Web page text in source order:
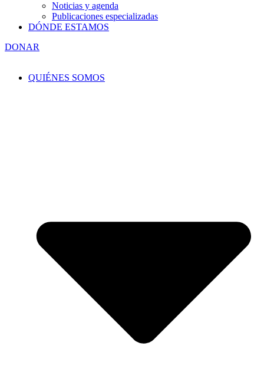
Noticias y agenda
Publicaciones especializadas
DÓNDE ESTAMOS
DONAR
QUIÉNES SOMOS